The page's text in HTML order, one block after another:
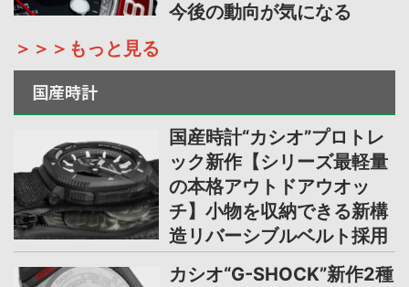
今後の動向が気になる
＞＞＞もっと見る
国産時計
国産時計“カシオ”プロトレ
ック新作【シリーズ最軽量
の本格アウトドアウオッ
チ】小物を収納できる新構
造リバーシブルベルト採用
カシオ“G-SHOCK”新作2種